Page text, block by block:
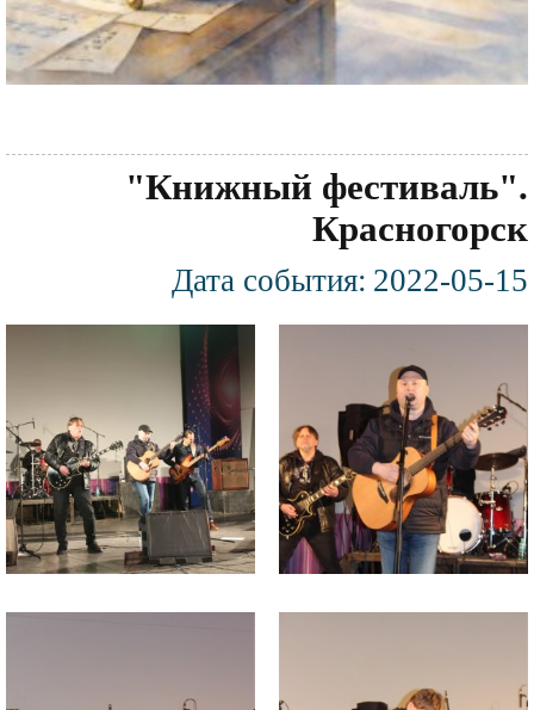
"Книжный фестиваль".
Красногорск
Дата события: 2022-05-15
Файл
Файл
Файл
Файл